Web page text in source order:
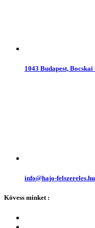
1043 Budapest, Bocskai
info@hajo-felszereles.hu
Kövess minket :